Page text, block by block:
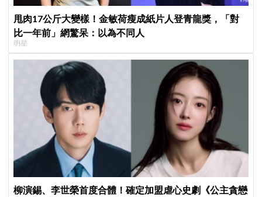
甩肉17公斤大變樣！金敏荷瘦成紙片人登青龍獎，「對
比一年前」網驚呆：以為不同人
明星
柳演錫、李世榮首度合體！確定加盟虐心史劇《公主貪戀